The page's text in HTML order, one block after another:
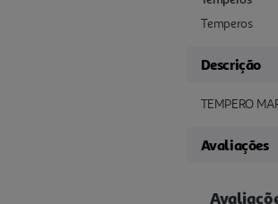
Temperos
Descrição
TEMPERO
Avaliações